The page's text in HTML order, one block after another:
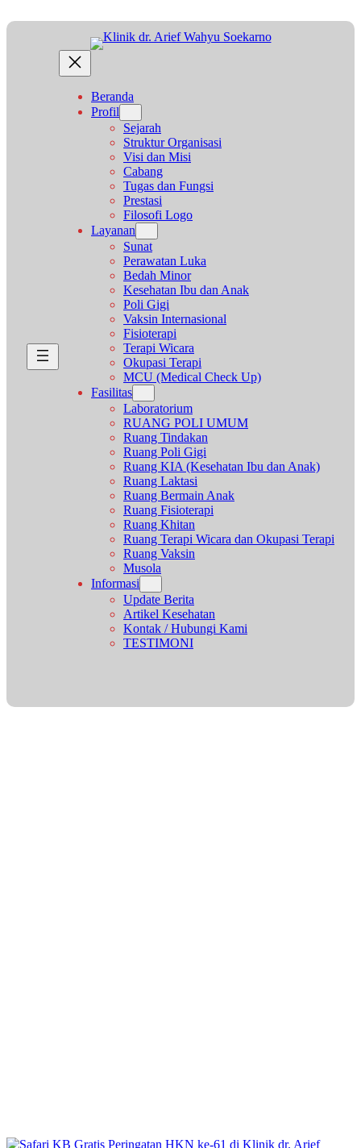
ke
Beranda
Profil
Sejarah
Struktur Organisasi
Visi dan Misi
Cabang
Tugas dan Fungsi
Prestasi
Filosofi Logo
Layanan
Sunat
Perawatan Luka
Bedah Minor
Kesehatan Ibu dan Anak
Poli Gigi
Vaksin Internasional
Fisioterapi
Terapi Wicara
Okupasi Terapi
MCU (Medical Check Up)
Fasilitas
Laboratorium
RUANG POLI UMUM
Ruang Tindakan
Ruang Poli Gigi
Ruang KIA (Kesehatan Ibu dan Anak)
Ruang Laktasi
Ruang Bermain Anak
Ruang Fisioterapi
Ruang Khitan
Ruang Terapi Wicara dan Okupasi Terapi
Ruang Vaksin
Musola
Informasi
Update Berita
Artikel Kesehatan
Kontak / Hubungi Kami
TESTIMONI